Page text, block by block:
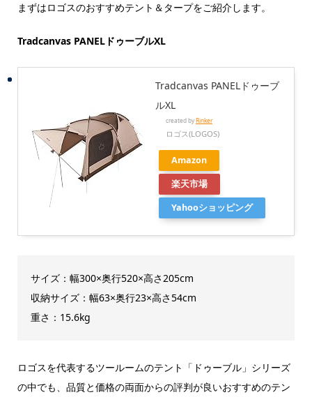
まずはロゴスのおすすめテント＆タープをご紹介します。
Tradcanvas PANELドゥーブルXL
Tradcanvas PANELドゥーブ
ルXL
created byRinker
ロゴス(LOGOS)
Amazon
楽天市場
Yahooショッピング
サイズ：幅300×奥行520×高さ205cm
収納サイズ：幅63×奥行23×高さ54cm
重さ：15.6kg
ロゴスを代表するツールームのテント「ドゥーブル」シリーズ
の中でも、品質と価格の両面からの評判が良いおすすめのテン